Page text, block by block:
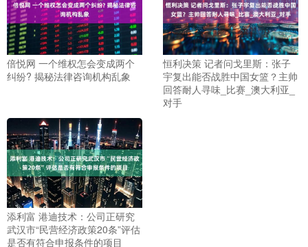
倍悦网 一个维权怎会变成两个
纠纷? 揭秘法律咨询机构乱象
恒利决策 记者问戈里斯：张子
宇复出能否战胜中国女篮？主帅
回答耐人寻味_比赛_澳大利亚_
对手
添利富 港迪技术：公司正研究
武汉市“民营经济政策20条”评估
是否有符合申报条件的项目